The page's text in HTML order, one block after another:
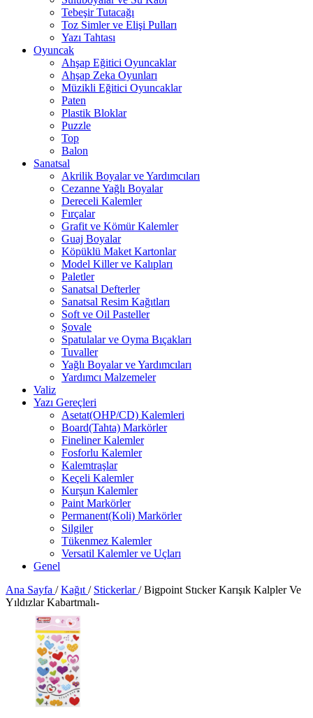
Tebeşir Tutacağı
Toz Simler ve Elişi Pulları
Yazı Tahtası
Oyuncak
Ahşap Eğitici Oyuncaklar
Ahşap Zeka Oyunları
Müzikli Eğitici Oyuncaklar
Paten
Plastik Bloklar
Puzzle
Top
Balon
Sanatsal
Akrilik Boyalar ve Yardımcıları
Cezanne Yağlı Boyalar
Dereceli Kalemler
Fırçalar
Grafit ve Kömür Kalemler
Guaj Boyalar
Köpüklü Maket Kartonlar
Model Killer ve Kalıpları
Paletler
Sanatsal Defterler
Sanatsal Resim Kağıtları
Soft ve Oil Pasteller
Şovale
Spatulalar ve Oyma Bıçakları
Tuvaller
Yağlı Boyalar ve Yardımcıları
Yardımcı Malzemeler
Valiz
Yazı Gereçleri
Asetat(OHP/CD) Kalemleri
Board(Tahta) Markörler
Fineliner Kalemler
Fosforlu Kalemler
Kalemtraşlar
Keçeli Kalemler
Kurşun Kalemler
Paint Markörler
Permanent(Koli) Markörler
Silgiler
Tükenmez Kalemler
Versatil Kalemler ve Uçları
Genel
Ana Sayfa / Kağıt / Stickerlar/ Bigpoint Stıcker Karışık Kalpler Ve
Yıldızlar Kabartmalı-